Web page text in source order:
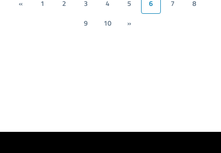
« 1 2 3 4 5 6 7
8
9
10 »